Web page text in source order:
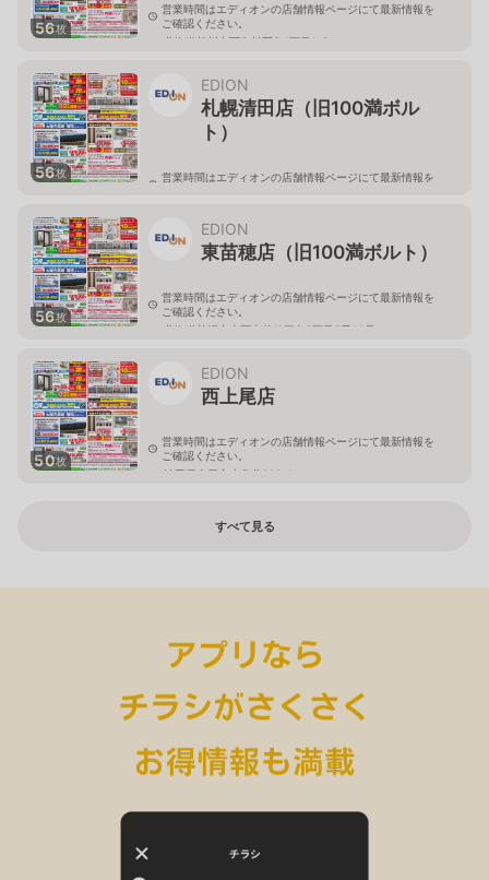
56枚
営業時間はエディオンの店舗情報ページにて最新情報を
ご確認ください。
北海道旭川市西御料五条1丁目1-5
56枚
EDION
札幌清田店（旧100満ボル
ト）
営業時間はエディオンの店舗情報ページにて最新情報を
56枚
EDION
東苗穂店（旧100満ボルト）
営業時間はエディオンの店舗情報ページにて最新情報を
ご確認ください。
北海道札幌市東区東苗穂三条2丁目5番20号
50枚
EDION
西上尾店
営業時間はエディオンの店舗情報ページにて最新情報を
ご確認ください。
埼玉県上尾市小敷谷809-1
すべて見る